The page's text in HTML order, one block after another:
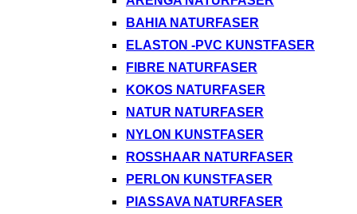
BAHIA NATURFASER
ELASTON -PVC KUNSTFASER
FIBRE NATURFASER
KOKOS NATURFASER
NATUR NATURFASER
NYLON KUNSTFASER
ROSSHAAR NATURFASER
PERLON KUNSTFASER
PIASSAVA NATURFASER